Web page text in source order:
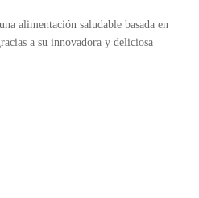
alimentación saludable basada en
a su innovadora y deliciosa